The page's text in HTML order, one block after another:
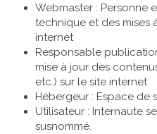
Webmaster : Personne
technique et des mises
internet
Responsable
mise à jour des
etc.) sur le site internet
Hébergeur : Espace de
Utilisateur : Internaute
susnommé.